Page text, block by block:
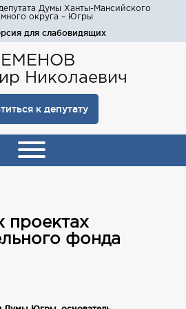
Думы Ханты-Мансийского
округа – Югры
для слабовидящих
Николаевич
к депутату
проектах
фонда